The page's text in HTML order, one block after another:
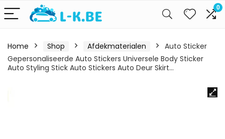
0
Home Shop Afdekmaterialen
Auto Sticker
Gepersonaliseerde Auto Stickers Universele Body Sticker
Auto Styling Stick Auto Stickers Auto Deur Skirt…